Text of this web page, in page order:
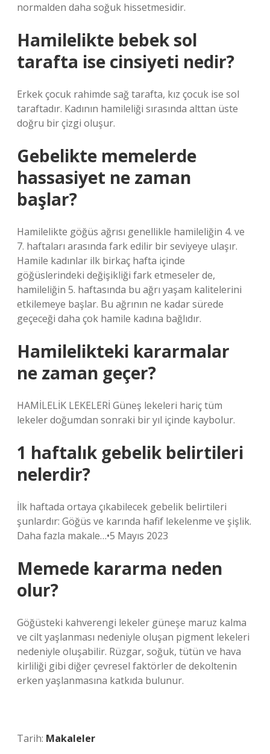
normalden daha soğuk hissetmesidir.
Hamilelikte bebek sol
tarafta ise cinsiyeti nedir?
Erkek çocuk rahimde sağ tarafta, kız çocuk ise sol
taraftadır. Kadının hamileliği sırasında alttan üste
doğru bir çizgi oluşur.
Gebelikte memelerde
hassasiyet ne zaman
başlar?
Hamilelikte göğüs ağrısı genellikle hamileliğin 4. ve
7. haftaları arasında fark edilir bir seviyeye ulaşır.
Hamile kadınlar ilk birkaç hafta içinde
göğüslerindeki değişikliği fark etmeseler de,
hamileliğin 5. haftasında bu ağrı yaşam kalitelerini
etkilemeye başlar. Bu ağrının ne kadar sürede
geçeceği daha çok hamile kadına bağlıdır.
Hamilelikteki kararmalar
ne zaman geçer?
HAMİLELİK LEKELERİ Güneş lekeleri hariç tüm
lekeler doğumdan sonraki bir yıl içinde kaybolur.
1 haftalık gebelik belirtileri
nelerdir?
İlk haftada ortaya çıkabilecek gebelik belirtileri
şunlardır: Göğüs ve karında hafif lekelenme ve şişlik.
Daha fazla makale…•5 Mayıs 2023
Memede kararma neden
olur?
Göğüsteki kahverengi lekeler güneşe maruz kalma
ve cilt yaşlanması nedeniyle oluşan pigment lekeleri
nedeniyle oluşabilir. Rüzgar, soğuk, tütün ve hava
kirliliği gibi diğer çevresel faktörler de dekoltenin
erken yaşlanmasına katkıda bulunur.
Tarih: Makaleler